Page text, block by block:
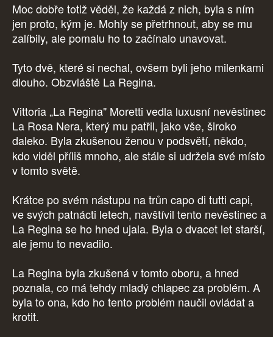
Moc dobře totiž věděl, že každá z nich, byla s ním
jen proto, kým je. Mohly se přetrhnout, aby se mu
zalíbily, ale pomalu ho to začínalo unavovat.
Tyto dvě, které si nechal, ovšem byli jeho milenkami
dlouho. Obzvláště La Regina.
Vittoria „La Regina" Moretti vedla luxusní nevěstinec
La Rosa Nera, který mu patřil, jako vše, široko
daleko. Byla zkušenou ženou v podsvětí, někdo,
kdo viděl příliš mnoho, ale stále si udržela své místo
v tomto světě.
Krátce po svém nástupu na trůn capo di tutti capi,
ve svých patnácti letech, navštívil tento nevěstinec a
La Regina se ho hned ujala. Byla o dvacet let starší,
ale jemu to nevadilo.
La Regina byla zkušená v tomto oboru, a hned
poznala, co má tehdy mladý chlapec za problém. A
byla to ona, kdo ho tento problém naučil ovládat a
krotit.